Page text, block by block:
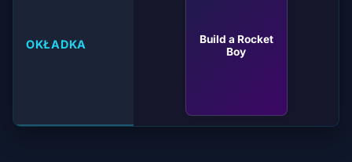
OKŁADKA
Build a Rocket
Boy